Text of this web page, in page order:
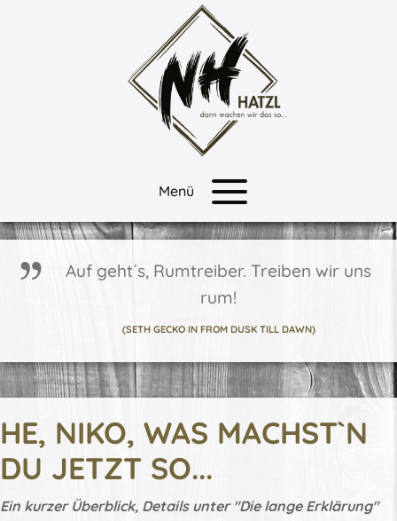
Menü
Auf geht´s, Rumtreiber. Treiben wir uns
rum!
(SETH GECKO IN FROM DUSK TILL DAWN)
HE, NIKO, WAS MACHST`N
DU JETZT SO...
Ein kurzer Überblick, Details unter "Die lange Erklärung"